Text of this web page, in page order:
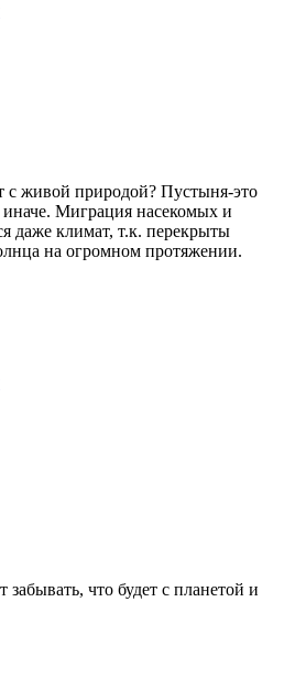
с живой природой? Пустыня-это
иначе. Миграция насекомых и
даже климат, т.к. перекрыты
на огромном протяжении.
что будет с планетой и